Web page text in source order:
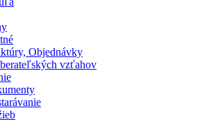
Objednávky
vzťahov